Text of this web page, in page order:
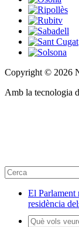
Copyright © 2026
Amb la tecnologia
El Parlament
residència